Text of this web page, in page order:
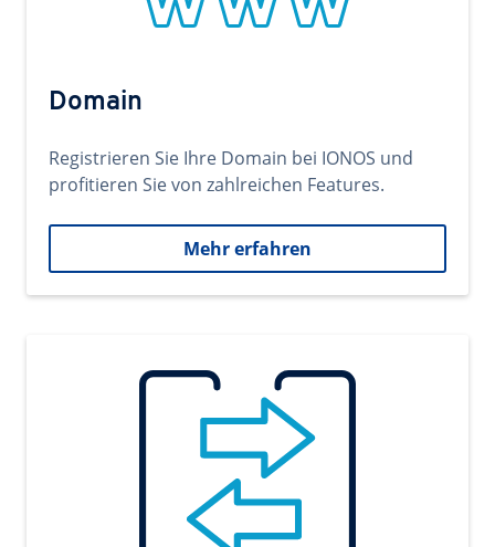
Domain
Registrieren Sie Ihre Domain bei IONOS und
profitieren Sie von zahlreichen Features.
Mehr erfahren